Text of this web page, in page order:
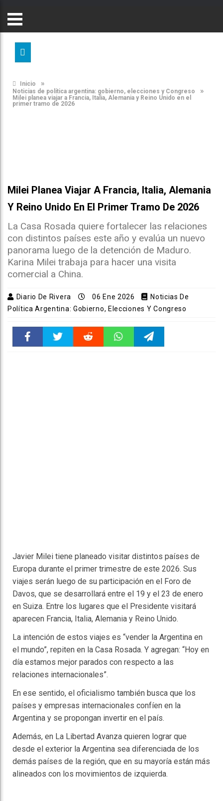
Inicio »
Noticias de política argentina: gobierno, elecciones y Congreso »
Milei planea viajar a Francia, Italia, Alemania y Reino Unido en el
primer tramo de 2026
Milei Planea Viajar A Francia, Italia, Alemania
Y Reino Unido En El Primer Tramo De 2026
La Casa Rosada quiere fortalecer las relaciones
con distintos países este año y evalúa un nuevo
panorama luego de la detención de Maduro.
Karina Milei trabaja para hacer una visita
comercial a China.
Diario De Rivera 06 Ene 2026
Noticias De
Política Argentina: Gobierno, Elecciones Y Congreso
Javier Milei tiene planeado visitar distintos países de
Europa durante el primer trimestre de este 2026. Sus
viajes serán luego de su participación en el Foro de
Davos, que se desarrollará entre el 19 y el 23 de enero
en Suiza. Entre los lugares que el Presidente visitará
aparecen Francia, Italia, Alemania y Reino Unido.
La intención de estos viajes es “vender la Argentina en
el mundo”, repiten en la Casa Rosada. Y agregan: “Hoy en
día estamos mejor parados con respecto a las
relaciones internacionales”.
En ese sentido, el oficialismo también busca que los
países y empresas internacionales confíen en la
Argentina y se propongan invertir en el país.
Además, en La Libertad Avanza quieren lograr que
desde el exterior la Argentina sea diferenciada de los
demás países de la región, que en su mayoría están más
alineados con los movimientos de izquierda.